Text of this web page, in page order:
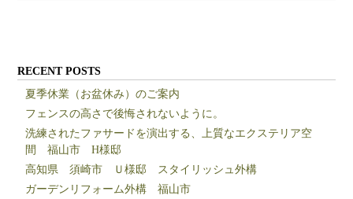
RECENT POSTS
夏季休業（お盆休み）のご案内
フェンスの高さで後悔されないように。
洗練されたファサードを演出する、上質なエクステリア空
間 福山市 H様邸
高知県 須崎市 Ｕ様邸 スタイリッシュ外構
ガーデンリフォーム外構 福山市